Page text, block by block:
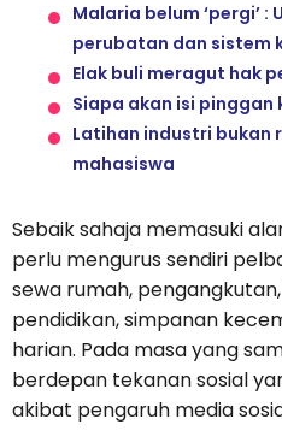
Malaria belum ‘pergi’
perubatan dan sistem
Elak buli meragut hak
Siapa akan isi pinggan
Latihan industri bukan
mahasiswa
Sebaik sahaja memasuki
perlu mengurus sendiri
sewa rumah,
pendidikan, simpanan
harian. Pada masa yang
berdepan tekanan sosial
akibat pengaruh media